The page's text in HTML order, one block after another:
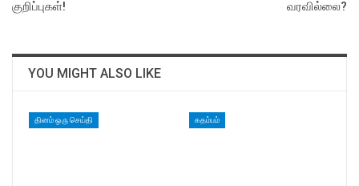
குறிப்புகள்!
வரவில்லை?
YOU MIGHT ALSO LIKE
தினம் ஒரு செய்தி கதம்பம்